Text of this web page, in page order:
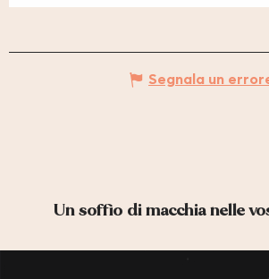
Segnala un
Un soffio di macchia nelle